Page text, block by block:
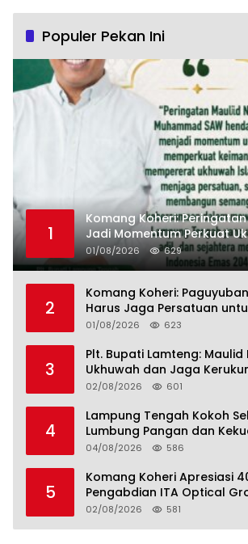
Populer Pekan Ini
1
Komang Koheri:
Jadi Momentum Perkuat
Lampung Tengah
01/08/2026 629
2
Komang Koheri:
Harus Jaga Persatuan
Lampung Tengah
01/08/2026 623
3
Plt. Bupati Lamteng: Maulid
Ukhuwah dan Jaga
02/08/2026 601
4
Lampung Tengah Kokoh
Lumbung Pangan dan
Perkebunan Lampung,
Menuju Indonesia Emas
04/08/2026 586
5
Komang Koheri Apresiasi
Pengabdian ITA Optical
Kesehatan Mata
02/08/2026 581